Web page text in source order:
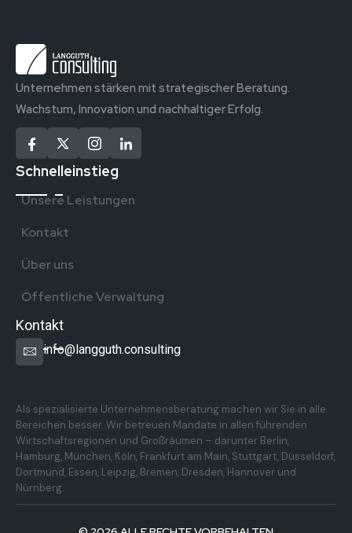
Unternehmen stärken mit strategischer Beratung.
Wachstum, Innovation und nachhaltiger Erfolg.
Schnelleinstieg
Unsere Leistungen
Kontakt
Über uns
Öffentliche Verwaltung
Kontakt
info@langguth.consulting
Als spezialisierte Unternehmensberatung machen wir Sie in alle
Bereichen besser. Wir betreuen Mandate in allen führenden
Wirtschaftsregionen und Großräumen – darunter Berlin,
Hamburg, München, Köln, Frankfurt am Main, Stuttgart, Düsseldorf,
Dortmund, Essen, Leipzig, Bremen, Dresden, Hannover und
Nürnberg.